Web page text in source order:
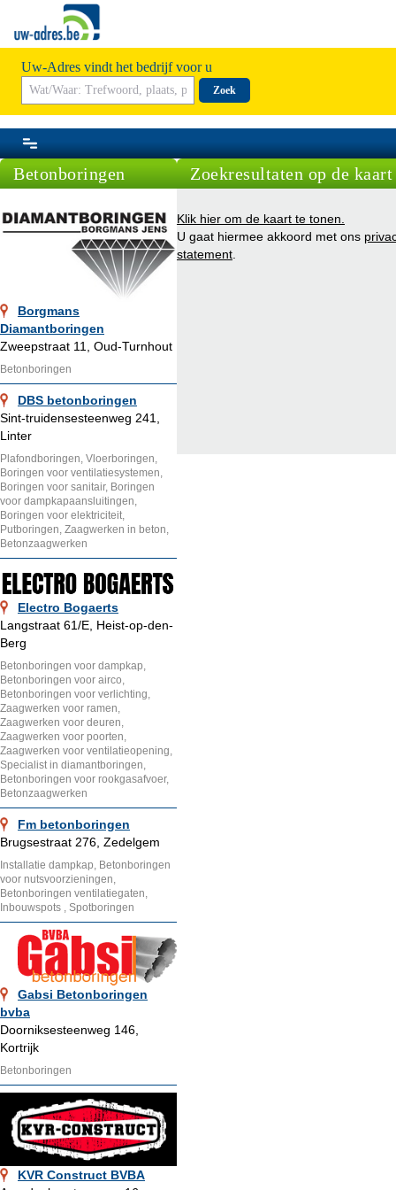
Uw-Adres vindt het bedrijf voor u
Zoek
Betonboringen
Borgmans
Diamantboringen
Zweepstraat 11, Oud-Turnhout
Betonboringen
DBS betonboringen
Sint-truidensesteenweg 241,
Linter
Plafondboringen, Vloerboringen,
Boringen voor ventilatiesystemen,
Boringen voor sanitair, Boringen
voor dampkapaansluitingen,
Boringen voor elektriciteit,
Putboringen, Zaagwerken in beton,
Betonzaagwerken
Electro Bogaerts
Langstraat 61/E, Heist-op-den-
Berg
Betonboringen voor dampkap,
Betonboringen voor airco,
Betonboringen voor verlichting,
Zaagwerken voor ramen,
Zaagwerken voor deuren,
Zaagwerken voor poorten,
Zaagwerken voor ventilatieopening,
Specialist in diamantboringen,
Betonboringen voor rookgasafvoer,
Betonzaagwerken
Fm betonboringen
Brugsestraat 276, Zedelgem
Installatie dampkap, Betonboringen
voor nutsvoorzieningen,
Betonboringen ventilatiegaten,
Inbouwspots , Spotboringen
Gabsi Betonboringen
bvba
Doorniksesteenweg 146,
Kortrijk
Betonboringen
KVR Construct BVBA
Zoekresultaten op de kaart
Klik hier om de kaart te tonen.
U gaat hiermee akkoord met ons
statement